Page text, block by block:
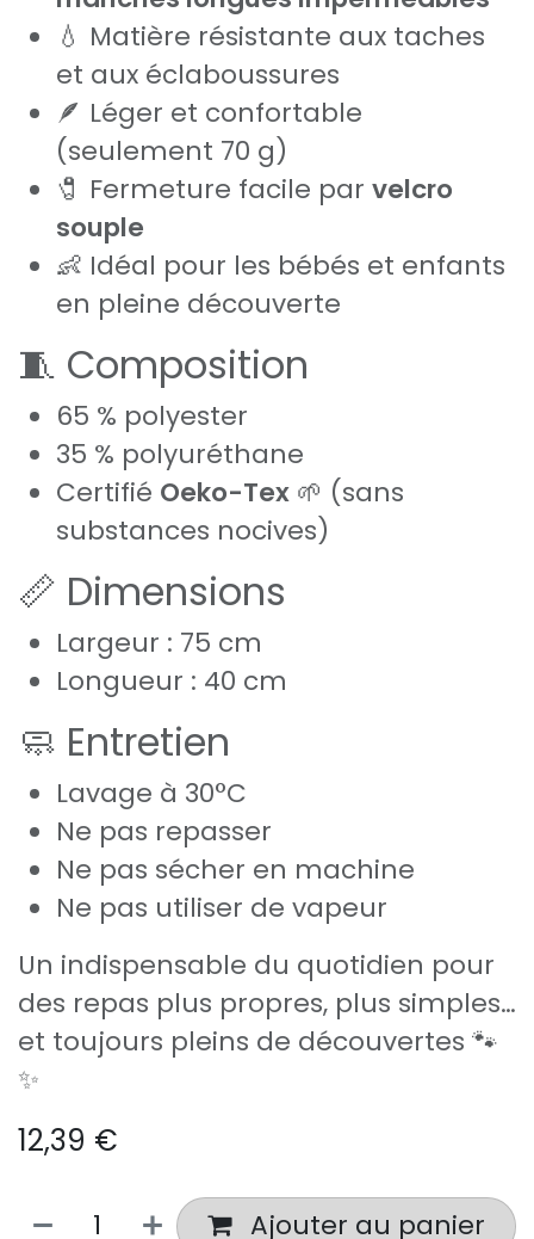
💧 Matière résistante aux taches
et aux éclaboussures
🪶 Léger et confortable
(seulement 70 g)
🧷 Fermeture facile par velcro
souple
👶 Idéal pour les bébés et enfants
en pleine découverte
🧵 Composition
65 % polyester
35 % polyuréthane
Certifié Oeko-Tex 🌱 (sans
substances nocives)
📏 Dimensions
Largeur : 75 cm
Longueur : 40 cm
🧼 Entretien
Lavage à 30°C
Ne pas repasser
Ne pas sécher en machine
Ne pas utiliser de vapeur
Un indispensable du quotidien pour
des repas plus propres, plus simples…
et toujours pleins de découvertes 🐾
✨
12,39 €
Ajouter au panier